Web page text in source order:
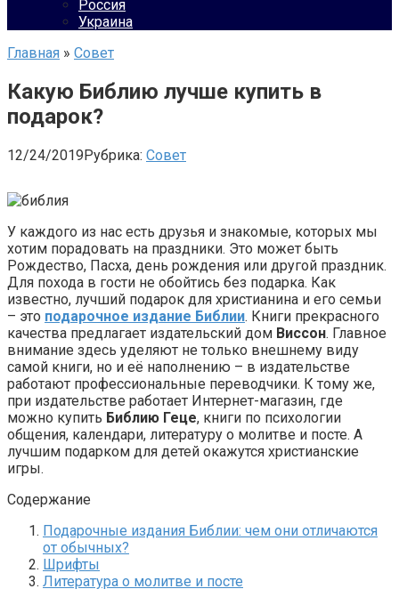
Россия
Украина
Главная » Совет
Какую Библию лучше купить в
подарок?
12/24/2019Рубрика: Совет
У каждого из нас есть друзья и знакомые, которых мы
хотим порадовать на праздники. Это может быть
Рождество, Пасха, день рождения или другой праздник.
Для похода в гости не обойтись без подарка. Как
известно, лучший подарок для христианина и его семьи
– это подарочное издание Библии. Книги прекрасного
качества предлагает издательский дом Виссон. Главное
внимание здесь уделяют не только внешнему виду
самой книги, но и её наполнению – в издательстве
работают профессиональные переводчики. К тому же,
при издательстве работает Интернет-магазин, где
можно купить Библию Геце, книги по психологии
общения, календари, литературу о молитве и посте. А
лучшим подарком для детей окажутся христианские
игры.
Содержание
Подарочные издания Библии: чем они отличаются
от обычных?
Шрифты
Литература о молитве и посте